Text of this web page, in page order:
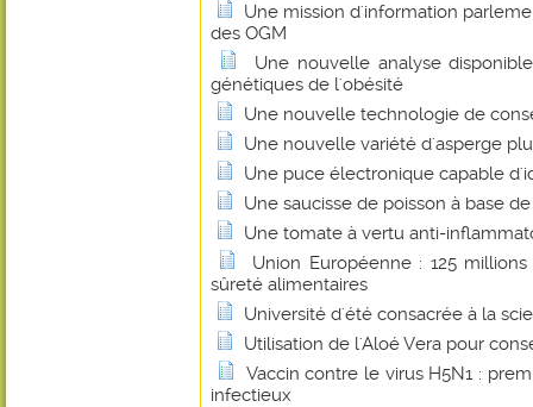
Une mission d'information
des OGM
Une nouvelle analyse
génétiques de l'obésité
Une nouvelle technologie de
Une nouvelle variété d'asperge
Une puce électronique capable
Une saucisse de poisson à base
Une tomate à vertu anti-
Union Européenne : 125
sûreté alimentaires
Université d'été consacrée à la
Utilisation de l'Aloé Vera pour
Vaccin contre le virus H5N1 :
infectieux